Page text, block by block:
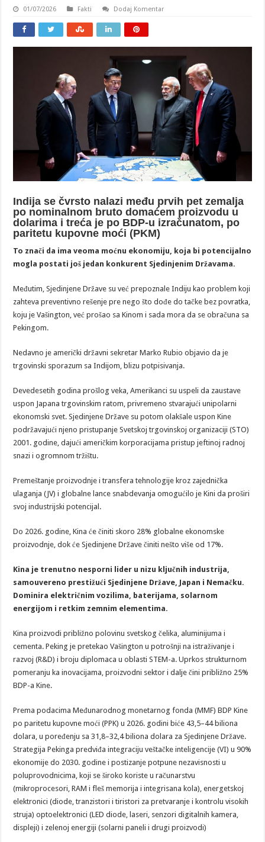
01/07/2026 Fakti Dodaj Komentar
Indija se čvrsto nalazi među prvih pet zemalja
po nominalnom bruto domaćem proizvodu u
dolarima i treća je po BDP-u izračunatom, po
paritetu kupovne moći (PKM)
To znači da ima veoma moćnu ekonomiju, koja bi potencijalno
mogla postati još jedan konkurent Sjedinjenim Državama.
Međutim, Sjedinjene Države su već prepoznale Indiju kao problem koji
zahteva preventivno rešenje pre nego što dođe do tačke bez povratka,
koju je Vašington, već prošao sa Kinom i sada mora da se obračuna sa
Pekingom.
Nedavno je američki državni sekretar Marko Rubio objavio da je
trgovinski sporazum sa Indijom, blizu potpisivanja.
Devedesetih godina prošlog veka, Amerikanci su uspeli da zaustave
uspon Japana trgovinskim ratom, privremeno stvarajući unipolarni
ekonomski svet. Sjedinjene Države su potom olakšale uspon Kine
podržavajući njeno pristupanje Svetskoj trgovinskoj organizaciji (STO)
2001. godine, dajući američkim korporacijama pristup jeftinoj radnoj
snazi i ogromnom tržištu.
Premeštanje proizvodnje i transfera tehnologije kroz zajednička
ulaganja (JV) i globalne lance snabdevanja omogućilo je Kini da proširi
svoj industrijski potencijal.
Do 2026. godine, Kina će činiti skoro 28% globalne ekonomske
proizvodnje, dok će Sjedinjene Države činiti nešto više od 17%.
Kina je trenutno nesporni lider u nizu ključnih industrija,
samouvereno prestižući Sjedinjene Države, Japan i Nemačku.
Dominira električnim vozilima, baterijama, solarnom
energijom i retkim zemnim elementima.
Kina proizvodi približno polovinu svetskog čelika, aluminijuma i
cementa. Peking je pretekao Vašington u potrošnji na istraživanje i
razvoj (R&D) i broju diplomaca u oblasti STEM-a. Uprkos strukturnom
pomeranju ka inovacijama, proizvodni sektor i dalje čini približno 25%
BDP-a Kine.
Prema podacima Međunarodnog monetarnog fonda (MMF) BDP Kine
po paritetu kupovne moći (PPK) u 2026. godini biće 43,5–44 biliona
dolara, u poređenju sa 31,8–32,4 biliona dolara za Sjedinjene Države.
Strategija Pekinga predviđa integraciju veštačke inteligencije (VI) u 90%
ekonomije do 2030. godine i postizanje potpune nezavisnosti u
poluprovodnicima, koji se široko koriste u računarstvu
(mikroprocesori, RAM i fleš memorija i integrisana kola), energetskoj
elektronici (diode, tranzistori i tiristori za pretvaranje i kontrolu visokih
struja) optoelektronici (LED diode, laseri, senzori digitalnih kamera,
displeji) i zelenoj energiji (solarni paneli i drugi proizvodi)